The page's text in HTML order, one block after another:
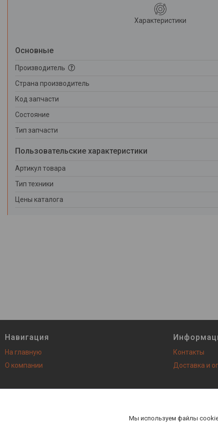
Характеристики
Основные
Производитель
Страна производитель
Код запчасти
Состояние
Тип запчасти
Пользовательские характеристики
Артикул товара
Тип техники
Цены каталога
Навигация
На главную
О компании
Контакты
Доставка и
Мы используем файлы
AutoNEXT - все запасные